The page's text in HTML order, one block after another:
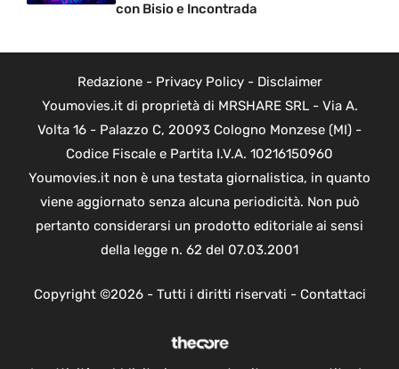
con Bisio e Incontrada
Redazione- Privacy Policy- Disclaimer
Youmovies.it di proprietà di MRSHARE SRL - Via A.
Volta 16 - Palazzo C, 20093 Cologno Monzese (MI) -
Codice Fiscale e Partita I.V.A. 10216150960
Youmovies.it non è una testata giornalistica, in quanto
viene aggiornato senza alcuna periodicità. Non può
pertanto considerarsi un prodotto editoriale ai sensi
della legge n. 62 del 07.03.2001
Copyright ©2026 - Tutti i diritti riservati - Contattaci